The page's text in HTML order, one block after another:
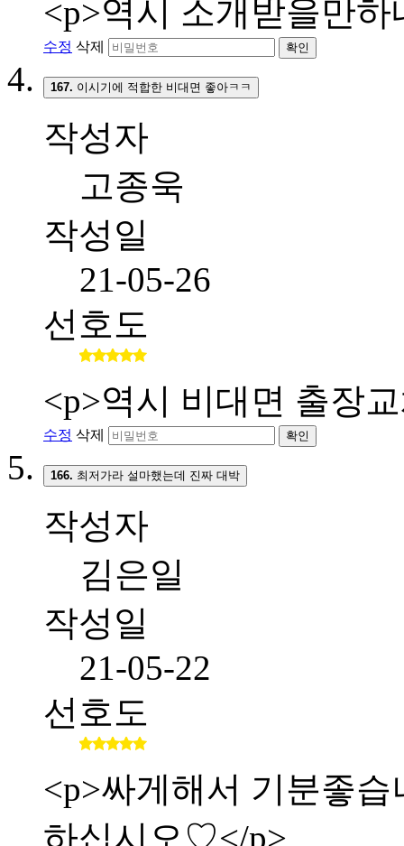
<p>역시 소개받을만하
수정 삭제 확인
167. 이시기에 적합한 비대면 좋아ㅋㅋ
작성자
고종욱
작성일
21-05-26
선호도
<p>역시 비대면 출장
수정 삭제 확인
166. 최저가라 설마했는데 진짜 대박
작성자
김은일
작성일
21-05-22
선호도
<p>싸게해서 기분좋습
하십시오♡</p>